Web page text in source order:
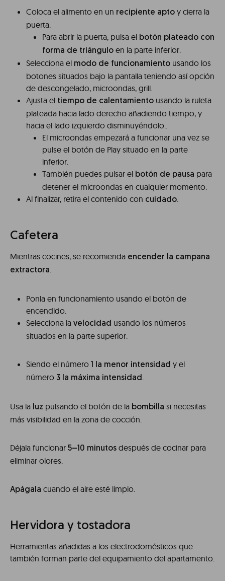
Coloca el alimento en un recipiente apto y cierra la
puerta.
Para abrir la puerta, pulsa el botón plateado con
forma de triángulo en la parte inferior.
Selecciona el modo de funcionamiento usando los
botones situados bajo la pantalla teniendo así opción
de descongelado, microondas, grill.
Ajusta el tiempo de calentamiento usando la ruleta
plateada hacia lado derecho añadiendo tiempo, y
hacia el lado izquierdo disminuyéndolo..
El microondas empezará a funcionar una vez se
pulse el botón de Play situado en la parte
inferior.
También puedes pulsar el botón de pausa para
detener el microondas en cualquier momento.
Al finalizar, retira el contenido con cuidado.
Cafetera
Mientras cocines, se recomienda encender la campana
extractora.
Ponla en funcionamiento usando el botón de
encendido.
Selecciona la velocidad usando los números
situados en la parte superior.
Siendo el número 1 la menor intensidad y el
número 3 la máxima intensidad .
Usa la luz pulsando el botón de la bombilla si necesitas
más visibilidad en la zona de cocción.
Déjala funcionar 5–10 minutos después de cocinar para
eliminar olores.
Apágala cuando el aire esté limpio.
Hervidora y tostadora
Herramientas añadidas a los electrodomésticos que
también forman parte del equipamiento del apartamento.